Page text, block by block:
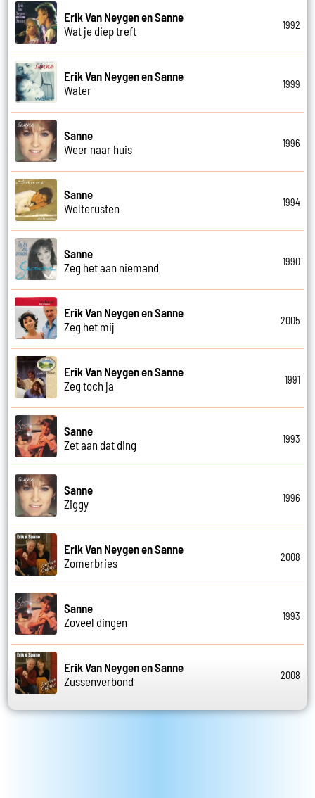
Erik Van Neygen en Sanne
Wat je diep treft
1992
Erik Van Neygen en Sanne
Water
1999
Sanne
Weer naar huis
1996
Sanne
Welterusten
1994
Sanne
Zeg het aan niemand
1990
Erik Van Neygen en Sanne
Zeg het mij
2005
Erik Van Neygen en Sanne
Zeg toch ja
1991
Sanne
Zet aan dat ding
1993
Sanne
Ziggy
1996
Erik Van Neygen en Sanne
Zomerbries
2008
Sanne
Zoveel dingen
1993
Erik Van Neygen en Sanne
Zussenverbond
2008